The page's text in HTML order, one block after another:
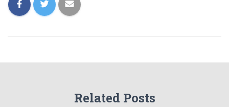
Related Posts